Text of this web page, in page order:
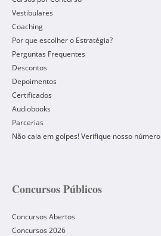
Vestibulares
Coaching
Por que escolher o Estratégia?
Perguntas Frequentes
Descontos
Depoimentos
Certificados
Audiobooks
Parcerias
Não caia em golpes! Verifique nosso número
Concursos Públicos
Concursos Abertos
Concursos 2026